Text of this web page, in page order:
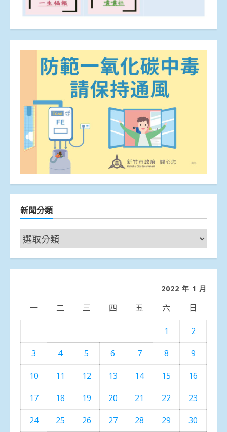
新聞分類
新
聞
分
2022 年 1 月
一 二 三 四 五 六 日
1
2
3
4 5 6 7 8
9
10
11 12 13 14 15
16
17
18 19 20 21 22
23
24
25 26 27 28 29 30